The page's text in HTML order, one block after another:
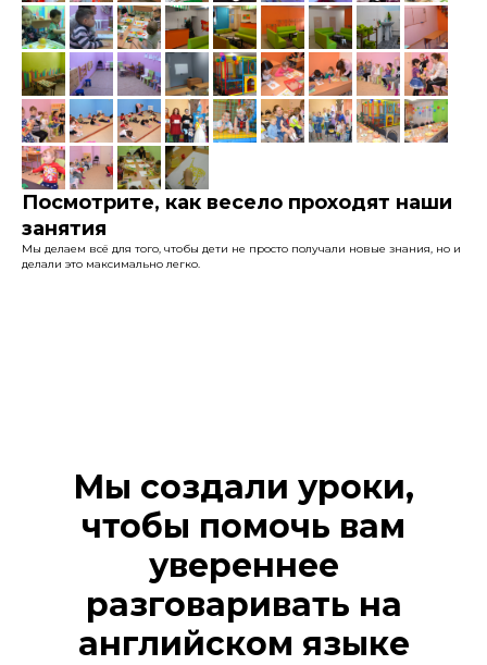
Посмотрите, как весело проходят наши
занятия
Мы делаем всё для того, чтобы дети не просто получали новые знания, но и
делали это максимально легко.
Мы создали уроки,
чтобы помочь вам
увереннее
разговаривать на
английском языке